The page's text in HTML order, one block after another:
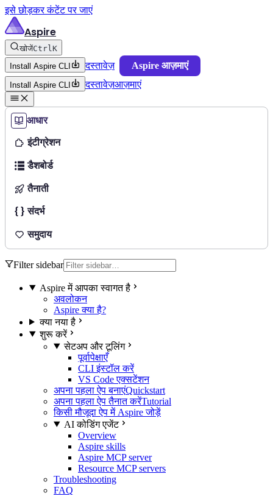
इसे छोड़कर कंटेंट पर जाएं
Aspire
खोजेंCtrlK
Install Aspire CLI
दस्तावेज़ Aspire आज़माएं
Install Aspire CLI दस्तावेज़आज़माएं
आधार
इंटीग्रेशन
डैशबोर्ड
तैनाती
संदर्भ
समुदाय
Filter sidebar
Aspire में आपका स्वागत है
अवलोकन
Aspire क्या है?
क्या नया है
शुरू करें
सेटअप और टूलिंग
पूर्वापेक्षाएँ
CLI इंस्टॉल करें
VS Code एक्सटेंशन
अपना पहला ऐप बनाएंQuickstart
अपना पहला ऐप तैनात करेंTutorial
किसी मौजूदा ऐप में Aspire जोड़ें
AI कोडिंग एजेंट
Overview
Aspire skills
Aspire MCP server
Resource MCP servers
Troubleshooting
FAQ